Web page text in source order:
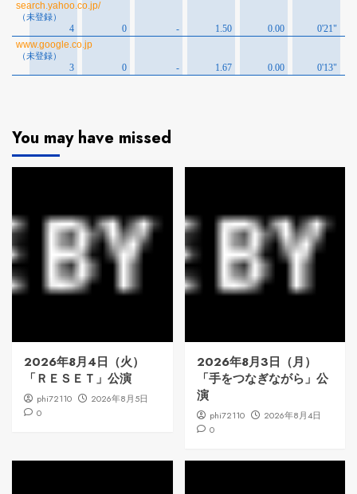
You may have missed
2026年8月4日（火）
「ＲＥＳＥＴ」公演
phi72110
2026年8月5日
0
2026年8月3日（月）
「手をつなぎながら」公
演
phi72110
2026年8月4日
0